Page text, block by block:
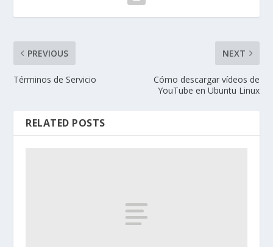
PREVIOUS
Términos de Servicio
NEXT
Cómo descargar vídeos de
YouTube en Ubuntu Linux
RELATED POSTS